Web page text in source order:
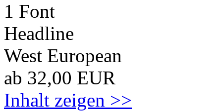
1 Font
Headline
West European
ab 32,00 EUR
Inhalt zeigen >>